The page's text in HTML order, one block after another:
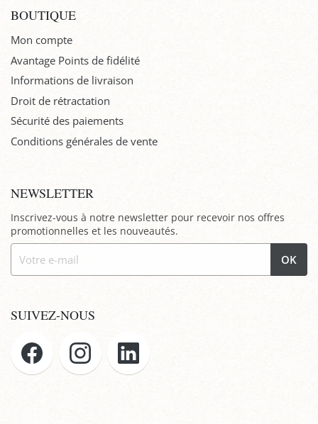
BOUTIQUE
Mon compte
Avantage Points de fidélité
Informations de livraison
Droit de rétractation
Sécurité des paiements
Conditions générales de vente
NEWSLETTER
Inscrivez-vous à notre newsletter pour recevoir nos offres
promotionnelles et les nouveautés.
OK
SUIVEZ-NOUS